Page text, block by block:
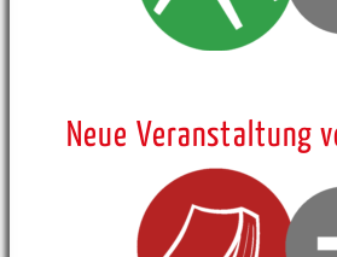
Neue Veranstaltung